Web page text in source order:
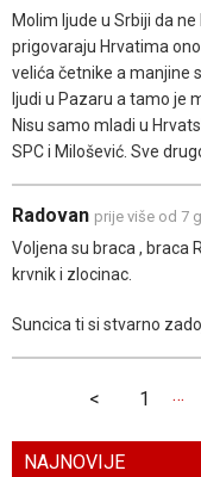
Molim ljude u Srbiji da
prigovaraju Hrvatima
velića četnike a manjine
ljudi u Pazaru a tamo je
Nisu samo mladi u
SPC i Milošević. Sve
Radovan prije više od 7
Voljena su braca , braca
krvnik i zlocinac.
Suncica ti si stvarno
< 1 …
NAJNOVIJE